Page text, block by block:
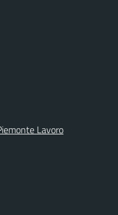
Lavoro